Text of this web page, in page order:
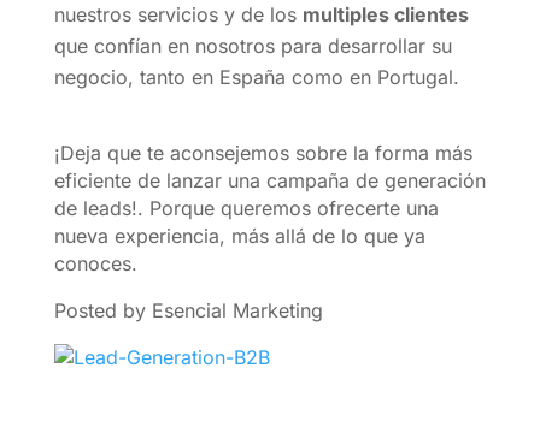
nuestros servicios y de los multiples clientes
que confían en nosotros para desarrollar su
negocio, tanto en España como en Portugal.
¡Deja que te aconsejemos sobre la forma más
eficiente de lanzar una campaña de generación
de leads!. Porque queremos ofrecerte una
nueva experiencia, más allá de lo que ya
conoces.
Posted by Esencial Marketing